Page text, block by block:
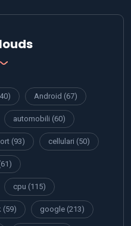
Android (67)
automobili (60)
(93) cellulari (50)
cpu (115)
(59) google (213)